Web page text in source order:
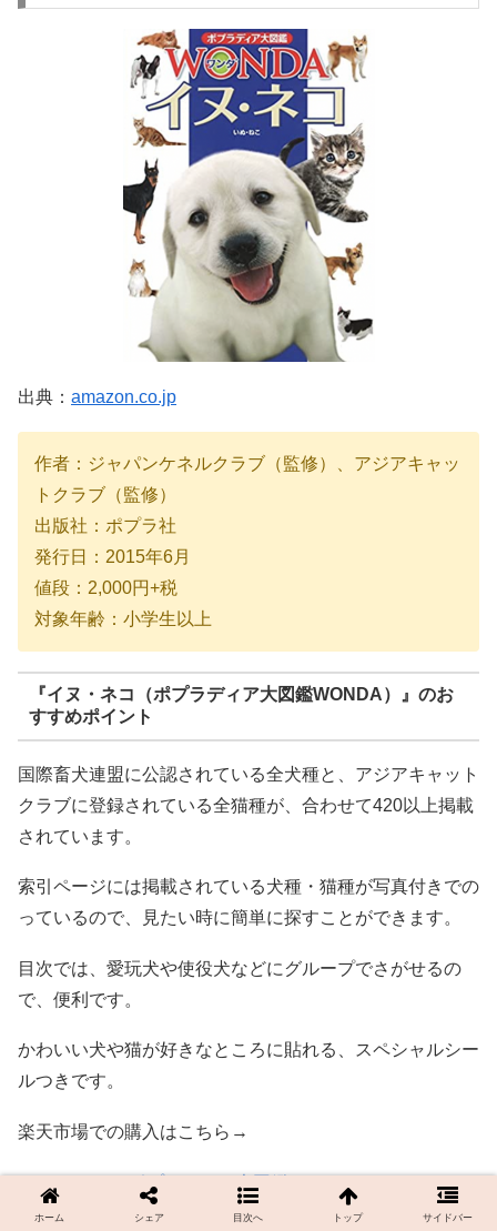
出典： amazon.co.jp
作者：ジャパンケネルクラブ（監修）、アジアキャッ
トクラブ（監修）
出版社：ポプラ社
発行日：2015年6月
値段：2,000円+税
対象年齢：小学生以上
『イヌ・ネコ（ポプラディア大図鑑WONDA）
』のお
すすめポイント
国際畜犬連盟に公認されている全犬種と、アジアキャット
クラブに登録されている全猫種が、合わせて420以上掲載
されています。
索引ページには掲載されている犬種・猫種が写真付きでの
っているので、見たい時に簡単に探すことができます。
目次では、愛玩犬や使役犬などにグループでさがせるの
で、便利です。
かわいい犬や猫が好きなところに貼れる、スペシャルシー
ルつきです。
楽天市場での購入はこちら→
イヌ・ネコ （ポプラディア大図鑑WONDA16）
ホーム シェア 目次へ トップ サイドバー